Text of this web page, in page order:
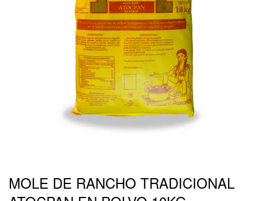
MOLE DE RANCHO TRADICIONAL